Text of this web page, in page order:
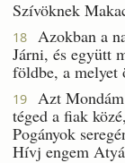
Szívöknek
18
Azokban a
Járni, és együtt
földbe, a melyet
19
Azt
téged a fiak
Pogányok
Hívj engem